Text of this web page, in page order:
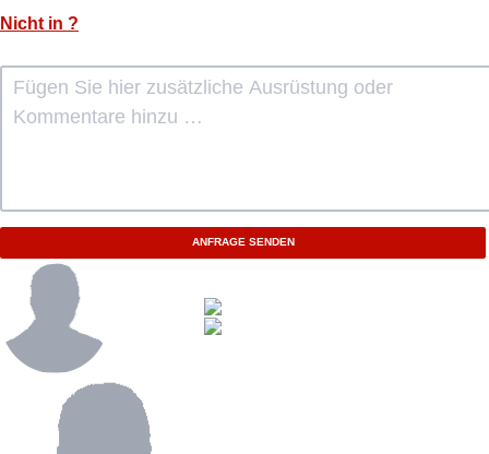
Nicht in ?
ANFRAGE SENDEN